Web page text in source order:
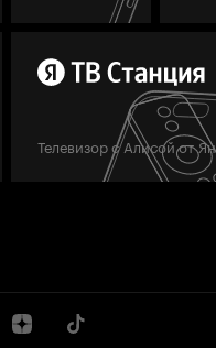
Телевизор с Алисой от